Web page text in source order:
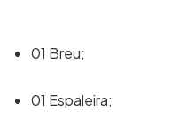
01 Breu;
01 Espaleira;